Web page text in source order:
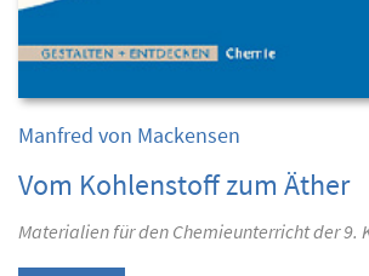
Manfred von Mackensen
Vom Kohlenstoff zum Äther
Materialien für den Chemieunterricht der 9.